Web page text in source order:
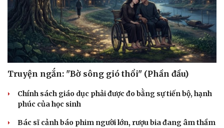
Truyện ngắn: "Bờ sông gió thổi" (Phần đầu)
Chính sách giáo dục phải được đo bằng sự tiến bộ, hạnh
phúc của học sinh
Bác sĩ cảnh báo phim người lớn, rượu bia đang âm thầm